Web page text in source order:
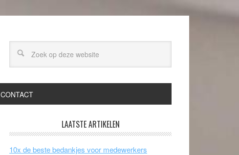
CONTACT
LAATSTE ARTIKELEN
10x de beste bedankjes voor medewerkers